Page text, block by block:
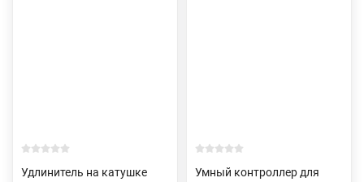
Удлинитель на катушке
Умный контроллер для